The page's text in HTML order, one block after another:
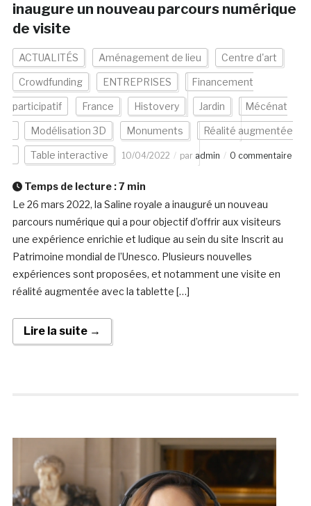
inaugure un nouveau parcours numérique
de visite
ACTUALITÉS Aménagement de lieu Centre d'art
Crowdfunding ENTREPRISES Financement
participatif France Histovery Jardin Mécénat
Modélisation 3D Monuments Réalité augmentée
Table interactive 10/04/2022 par admin 0 commentaire
Temps de lecture :7 min
Le 26 mars 2022, la Saline royale a inauguré un nouveau
parcours numérique qui a pour objectif d’offrir aux visiteurs
une expérience enrichie et ludique au sein du site Inscrit au
Patrimoine mondial de l’Unesco. Plusieurs nouvelles
expériences sont proposées, et notamment une visite en
réalité augmentée avec la tablette […]
Lire la suite →